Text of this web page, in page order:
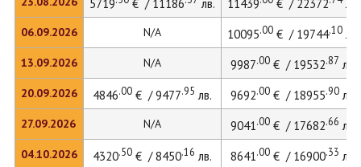
06.09.2026
13.09.2026
20.09.2026
27.09.2026
04.10.2026
5719 € / 11186 лв. 11439 € / 22372 лв.
N/A 10095.00€ / 19744.10лв.
N/A 9987.00€ / 19532.87 лв.
4846.00€ / 9477.95 лв. 9692.00€ / 18955.90лв.
N/A 9041.00€ / 17682.66 лв.
4320.50€ / 8450.16 лв. 8641.00€ / 16900.33 лв.